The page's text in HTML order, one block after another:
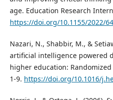
age. Education Research
https://doi.org/10.1155/2022/
Nazari, N., Shabbir, M., &
artificial intelligence powered
higher education:
1-9. https://doi.org/10.1016/